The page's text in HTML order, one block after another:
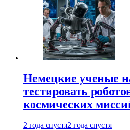
Немецкие ученые
тестировать
космических
2 года спустя2 года спустя